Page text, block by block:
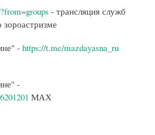
- трансляция служб
- https://t.me/mazdayasna_ru
-
МАХ